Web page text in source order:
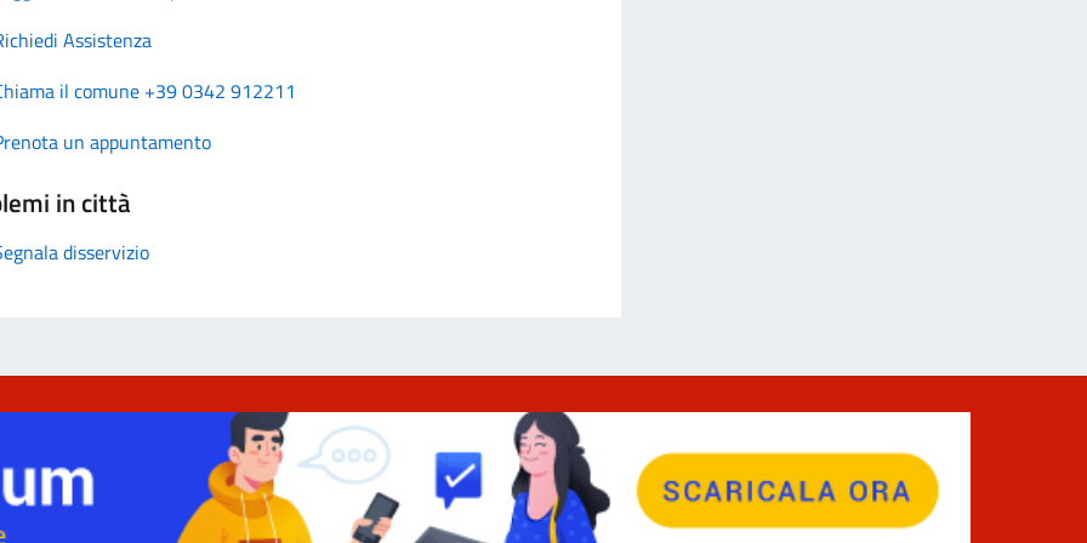
Assistenza
il comune +39 0342 912211
un appuntamento
in città
disservizio